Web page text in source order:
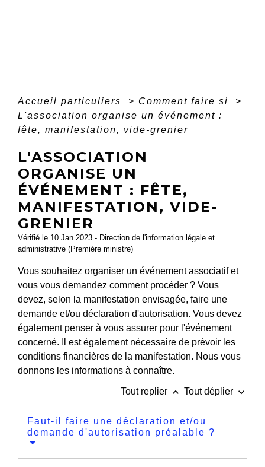
Accueil particuliers > Comment faire si
>
L'association organise un événement :
fête, manifestation, vide-grenier
L'ASSOCIATION
ORGANISE UN
ÉVÉNEMENT : FÊTE,
MANIFESTATION, VIDE-
GRENIER
Vérifié le 10 Jan 2023 - Direction de l'information légale et
administrative (Première ministre)
Vous souhaitez organiser un événement associatif et
vous vous demandez comment procéder ? Vous
devez, selon la manifestation envisagée, faire une
demande et/ou déclaration d'autorisation. Vous devez
également penser à vous assurer pour l'événement
concerné. Il est également nécessaire de prévoir les
conditions financières de la manifestation. Nous vous
donnons les informations à connaître.
Tout replier keyboard_arrow_up Tout déplier keyboard_arrow_down
Faut-il faire une déclaration et/ou
demande d'autorisation préalable ?